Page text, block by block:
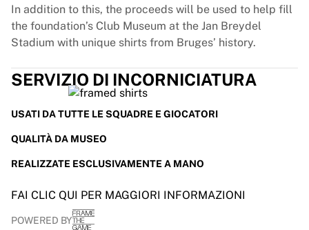
In addition to this, the proceeds will be used to help fill
the foundation’s Club Museum at the Jan Breydel
Stadium with unique shirts from Bruges’ history.
SERVIZIO DI INCORNICIATURA
USATI DA TUTTE LE SQUADRE E GIOCATORI
QUALITÀ DA MUSEO
REALIZZATE ESCLUSIVAMENTE A MANO
FAI CLIC QUI PER MAGGIORI INFORMAZIONI
POWERED BY